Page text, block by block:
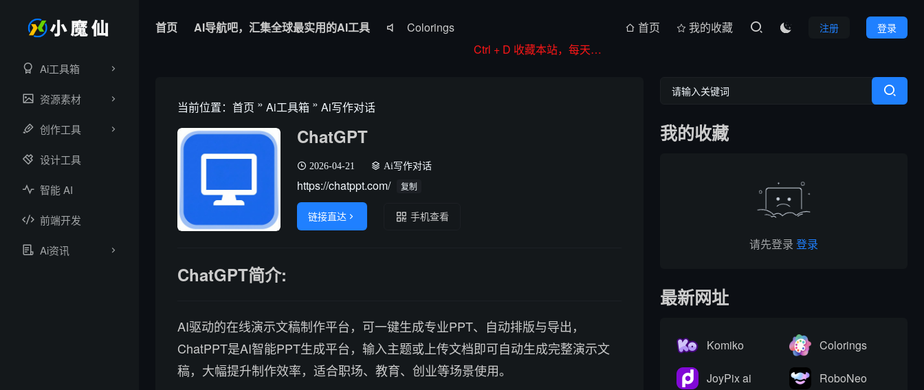
Ai工具箱
资源素材
创作工具
设计工具
智能 AI
前端开发
Ai资讯
首页 AI导航吧，汇集全球最实用的AI工具 
Colorings
登录
注册

首页
我的收藏
Ctrl + D 收藏本站，每天更新好站！
当前位置： 首页 » Ai工具箱 » Ai写作对话
ChatGPT
2026-04-21 Ai写作对话
https://chatppt.com/ 复制
链接直达  手机查看
ChatGPT简介:
AI驱动的在线演示文稿制作平台，可一键生成专业PPT、自动排版与导出，
ChatPPT是AI智能PPT生成平台，输入主题或上传文档即可自动生成完整演示文
稿，大幅提升制作效率，适合职场、教育、创业等场景使用。
我的收藏
请先登录 登录
最新网址
Komiko Colorings
JoyPix ai RoboNeo